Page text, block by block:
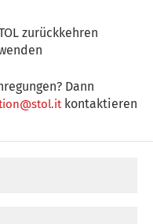
zurückkehren
Dann
kontaktieren